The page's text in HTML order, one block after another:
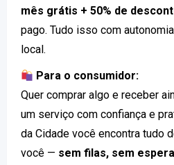
mês grátis + 50% de
pago. Tudo isso com
local.
Para o consumidor:
Quer comprar algo e receber
um serviço com confiança e
da Cidade você encontra tudo
você — sem filas, sem